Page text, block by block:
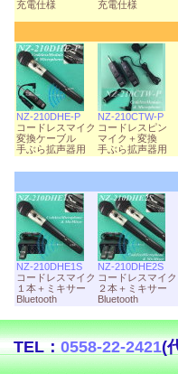
充電仕様
充電仕様
NZ-210DHE-P
コードレスマイク
変換ケーブル
手ぶら拡声器用
NZ-210CTW-P
コードレスピン
マイク＋変換
手ぶら拡声器用
NZ-210DHE1S
コードレスマイク
１本＋ミキサー
Bluetooth
NZ-210DHE2S
コードレスマイク
２本＋ミキサー
Bluetooth